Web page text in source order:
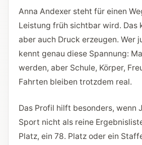
Anna Andexer steht für einen
Leistung früh sichtbar wird. Das
aber auch Druck erzeugen. Wer
kennt genau diese Spannung:
werden, aber Schule, Körper,
Fahrten bleiben trotzdem real.
Das Profil hilft besonders, wenn
Sport nicht als reine
Platz, ein 78. Platz oder ein